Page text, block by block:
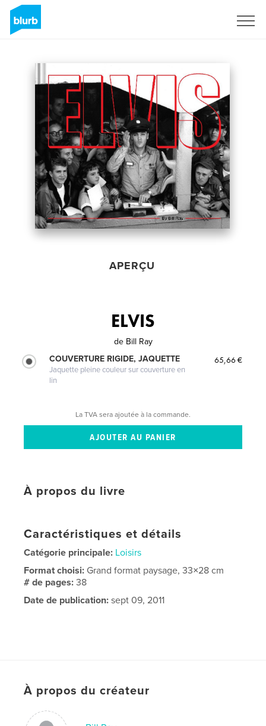
APERÇU
ELVIS
de Bill Ray
COUVERTURE RIGIDE, JAQUETTE
Jaquette pleine couleur sur couverture en
lin
65,66 €
La TVA sera ajoutée à la commande.
À propos du livre
Caractéristiques et détails
Catégorie principale: Loisirs
Format choisi: Grand format paysage, 33×28 cm
# de pages:38
Date de publication: sept 09, 2011
À propos du créateur